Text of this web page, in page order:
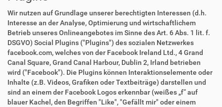
Wir nutzen auf Grundlage unserer berechtigten Interessen (d.h.
Interesse an der Analyse, Optimierung und wirtschaftlichem
Betrieb unseres Onlineangebotes im Sinne des Art. 6 Abs. 1 lit. f.
DSGVO) Social Plugins ("Plugins") des sozialen Netzwerkes
facebook.com, welches von der Facebook Ireland Ltd., 4 Grand
Canal Square, Grand Canal Harbour, Dublin 2, Irland betrieben
wird ("Facebook"). Die Plugins können Interaktionselemente oder
Inhalte (z.B. Videos, Grafiken oder Textbeiträge) darstellen und
sind an einem der Facebook Logos erkennbar (weißes „f“ auf
blauer Kachel, den Begriffen "Like", "Gefällt mir" oder einem